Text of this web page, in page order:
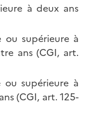
à deux ans
supérieure à
ans (CGI, art.
supérieure à
(CGI, art. 125-